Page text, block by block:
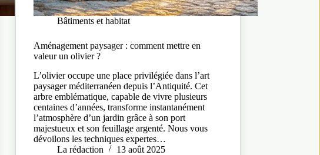
Bâtiments et habitat
Aménagement paysager : comment mettre en
valeur un olivier ?
L’olivier occupe une place privilégiée dans l’art
paysager méditerranéen depuis l’Antiquité. Cet
arbre emblématique, capable de vivre plusieurs
centaines d’années, transforme instantanément
l’atmosphère d’un jardin grâce à son port
majestueux et son feuillage argenté. Nous vous
dévoilons les techniques expertes…
La rédaction
13 août 2025